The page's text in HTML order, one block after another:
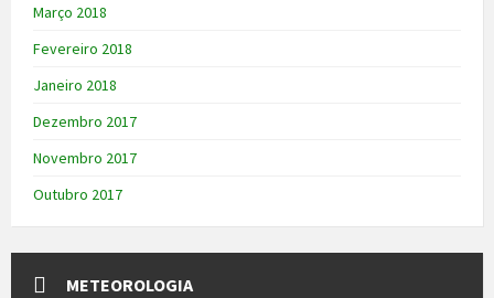
Março 2018
Fevereiro 2018
Janeiro 2018
Dezembro 2017
Novembro 2017
Outubro 2017
METEOROLOGIA